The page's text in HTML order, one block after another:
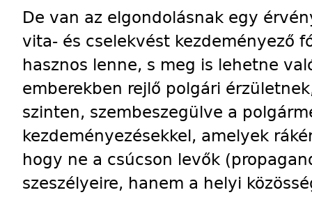
De van az elgondolásnak egy
vita- és cselekvést kezdeményező
hasznos lenne, s meg is lehetne
emberekben rejlő polgári
szinten, szembeszegülve a
kezdeményezésekkel, amelyek
hogy ne a csúcson levők
szeszélyeire, hanem a helyi